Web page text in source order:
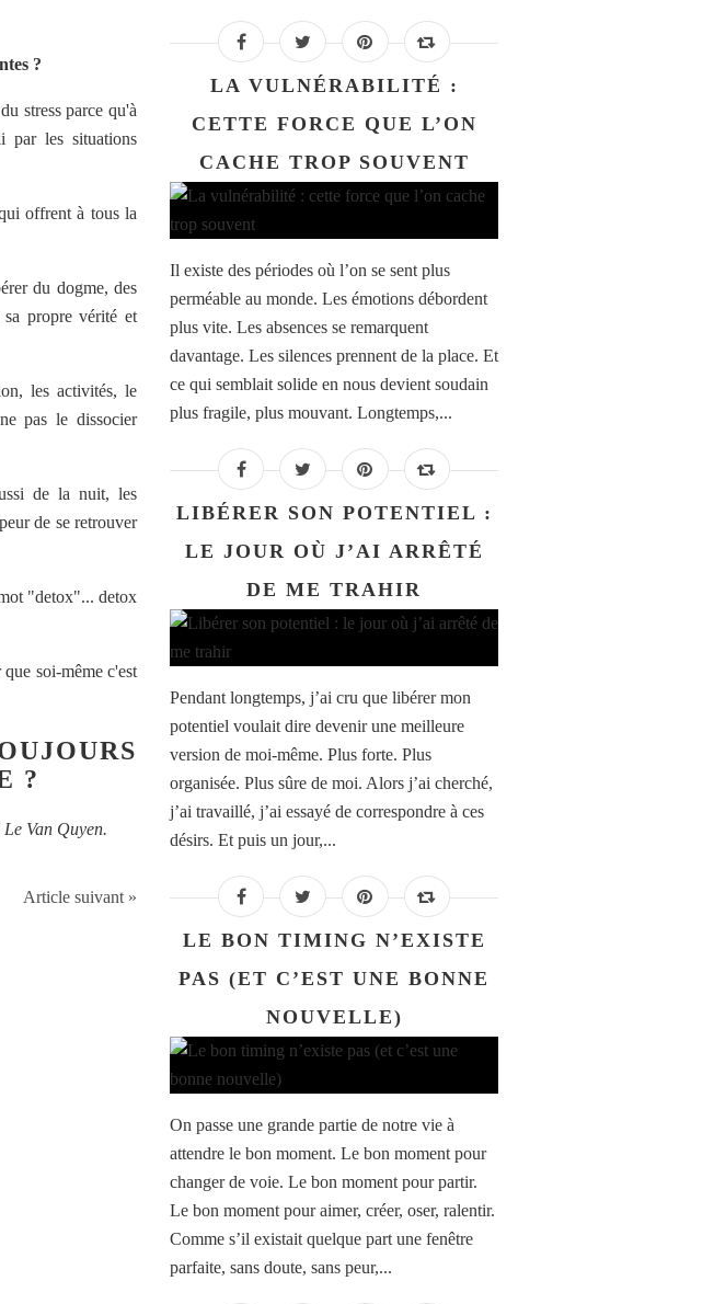
?
stress parce qu'à
par les situations
offrent à tous la
du dogme, des
sa propre vérité et
les activités, le
pas le dissocier
de la nuit, les
de se retrouver
"detox"... detox
soi-même c'est
?
Van Quyen.
Article suivant »
LA VULNÉRABILITÉ :
CETTE FORCE QUE L’ON
CACHE TROP SOUVENT
Il existe des périodes où l’on se sent plus
perméable au monde. Les émotions débordent
plus vite. Les absences se remarquent
davantage. Les silences prennent de la place. Et
ce qui semblait solide en nous devient soudain
plus fragile, plus mouvant. Longtemps,...
LIBÉRER SON POTENTIEL :
LE JOUR OÙ J’AI ARRÊTÉ
DE ME TRAHIR
Pendant longtemps, j’ai cru que libérer mon
potentiel voulait dire devenir une meilleure
version de moi-même. Plus forte. Plus
organisée. Plus sûre de moi. Alors j’ai cherché,
j’ai travaillé, j’ai essayé de correspondre à ces
désirs. Et puis un jour,...
LE BON TIMING N’EXISTE
PAS (ET C’EST UNE BONNE
NOUVELLE)
On passe une grande partie de notre vie à
attendre le bon moment. Le bon moment pour
changer de voie. Le bon moment pour partir.
Le bon moment pour aimer, créer, oser, ralentir.
Comme s’il existait quelque part une fenêtre
parfaite, sans doute, sans peur,...